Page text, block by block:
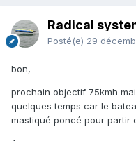
Radical
Posté(e) 29
bon,
prochain objectif 75kmh
quelques temps car le
mastiqué poncé pour partir